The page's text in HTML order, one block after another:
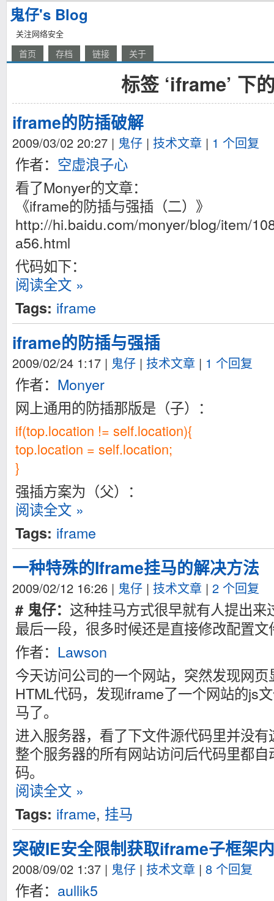
鬼仔's Blog
关注网络安全
首页 存档 链接 关于
标签 ‘iframe’ 下
iframe的防插破解
2009/03/02 20:27 | 鬼仔 | 技术文章 | 1 个回复
作者： 空虚浪子心
看了Monyer的文章：
《iframe的防插与强插（二）》
http://hi.baidu.com/monyer/blog/item/
a56.html
代码如下：
阅读全文 »
Tags: iframe
iframe的防插与强插
2009/02/24 1:17 | 鬼仔 | 技术文章 | 1 个回复
作者： Monyer
网上通用的防插那版是（子）：
if(top.location != self.location){
top.location = self.location;
}
强插方案为（父）：
阅读全文 »
Tags: iframe
一种特殊的Iframe挂马的解决方法
2009/02/12 16:26 | 鬼仔 | 技术文章 | 2 个回复
# 鬼仔： 这种挂马方式很早就有人提出来
最后一段，很多时候还是直接修改配置文
作者： Lawson
今天访问公司的一个网站，突然发现网
HTML代码，发现iframe了一个网站的js
马了。
进入服务器，看了下文件源代码里并没
整个服务器的所有网站访问后代码里都
码。
阅读全文 »
Tags: iframe, 挂马
突破IE安全限制获取iframe子框架
2008/09/02 1:37 | 鬼仔 | 技术文章 | 8 个回复
作者： aullik5